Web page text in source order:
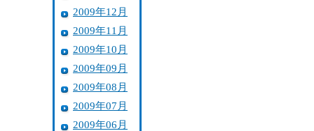
2009年12月
2009年11月
2009年10月
2009年09月
2009年08月
2009年07月
2009年06月